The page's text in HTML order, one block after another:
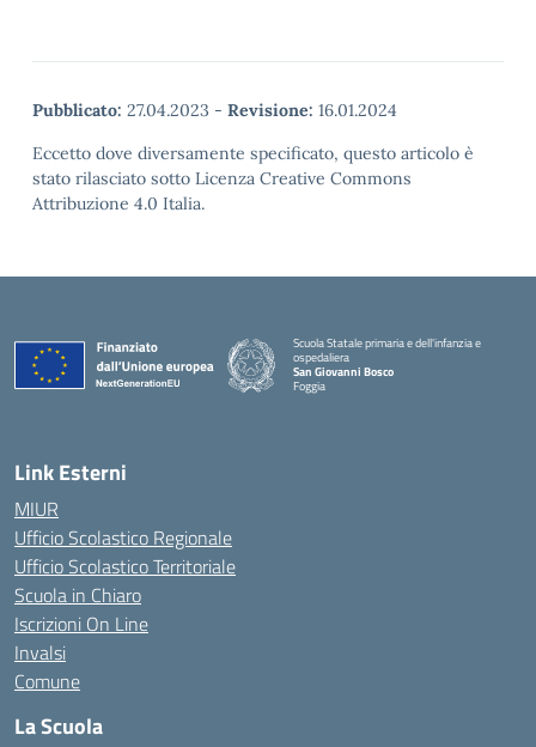
Pubblicato: 27.04.2023 - Revisione: 16.01.2024
Eccetto dove diversamente specificato, questo articolo è
stato rilasciato sotto Licenza Creative Commons
Attribuzione 4.0 Italia.
Scuola Statale primaria e dell'infanzia e
ospedaliera
San Giovanni Bosco
Foggia
Link Esterni
MIUR
Ufficio Scolastico Regionale
Ufficio Scolastico Territoriale
Scuola in Chiaro
Iscrizioni On Line
Invalsi
Comune
La Scuola